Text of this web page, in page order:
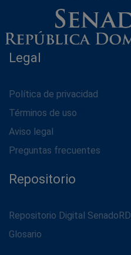
Legal
Política de privacidad
Términos de uso
Aviso legal
Preguntas frecuentes
Repositorio
Repositorio Digital SenadoRD
Glosario